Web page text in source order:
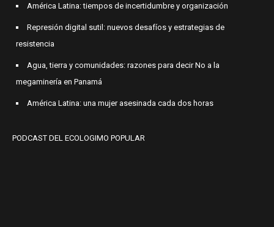
América Latina: tiempos de incertidumbre y organización
Represión digital sutil: nuevos desafíos y estrategias de
resistencia
Agua, tierra y comunidades: razones para decir No a la
megaminería en Panamá
América Latina: una mujer asesinada cada dos horas
PODCAST DEL ECOLOGIMO POPULAR